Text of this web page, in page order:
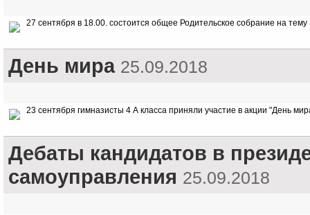
27 сентября в 18.00. состоится общее Родительское собрание на
День мира 25.09.2018
23 сентября гимназисты 4 А класса приняли участие в акции "День
Дебаты кандидатов в
самоуправления 25.09.2018